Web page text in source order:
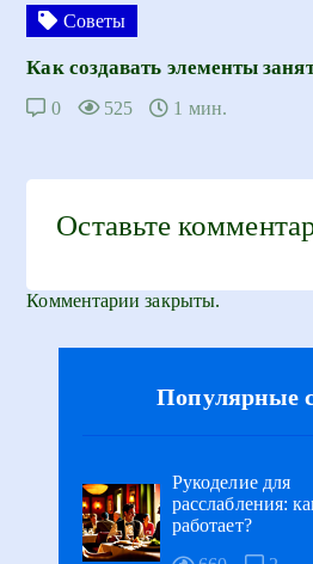
Советы
Как создавать элементы
0 525 1 мин.
Оставьте
Комментарии закрыты.
Популярные
Рукоделие для
расслабления:
работает?